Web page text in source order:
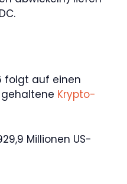
folgt auf einen
gehaltene Krypto-
Millionen US-